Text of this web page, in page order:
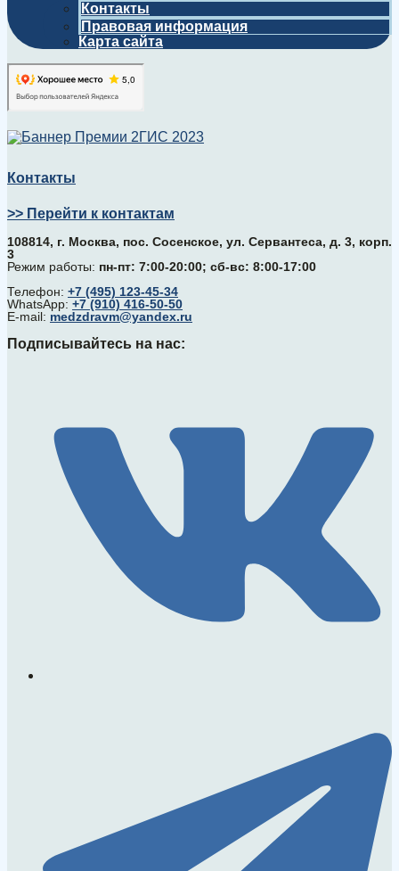
Контакты
Правовая информация
Карта сайта
Контакты
>> Перейти к контактам
108814, г. Москва, поc. Сосенское, ул. Сервантеса, д. 3, корп.
3
Режим работы: пн-пт: 7:00-20:00; сб-вс: 8:00-17:00
Телефон: +7 (495) 123-45-34
WhatsApp: +7 (910) 416-50-50
E-mail: medzdravm@yandex.ru
Подписывайтесь на нас: